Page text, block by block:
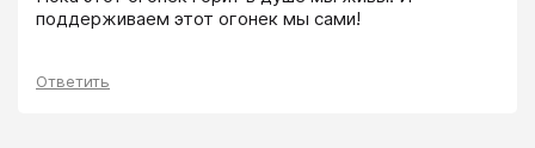
поддерживаем этот огонек мы сами!
Ответить